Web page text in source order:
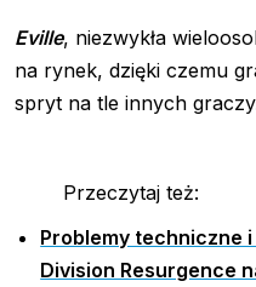
Eville, niezwykła
na rynek, dzięki czemu
spryt na tle innych
Przeczytaj też:
Problemy techniczne
Division Resurgence